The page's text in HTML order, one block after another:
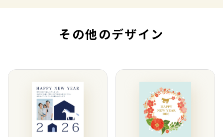
その他のデザイン